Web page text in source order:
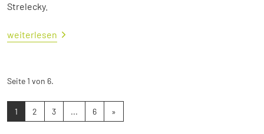
Strelecky.
weiterlesen
Seite 1 von 6.
1 2 3 ... 6 »